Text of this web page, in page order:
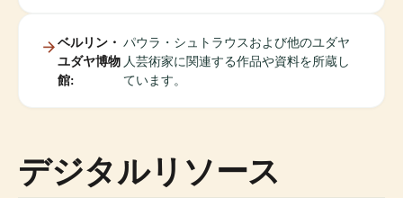
ベルリン・
ユダヤ博物
館:
パウラ・シュトラウスおよび他のユダヤ
人芸術家に関連する作品や資料を所蔵し
ています。
デジタルリソース